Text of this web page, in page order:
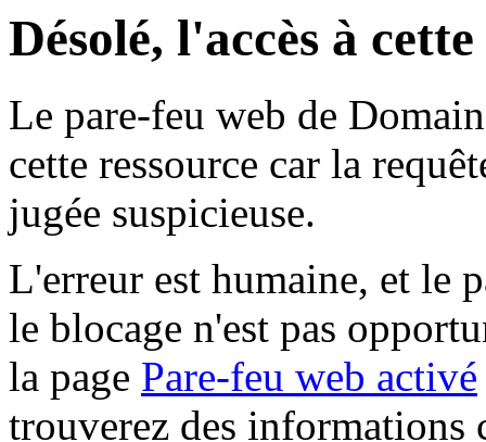
Désolé, l'accès à
Le pare-feu web de
cette ressource car la
jugée suspicieuse.
L'erreur est humaine, et le
le blocage n'est pas
la page Pare-feu web activé
trouverez des informations